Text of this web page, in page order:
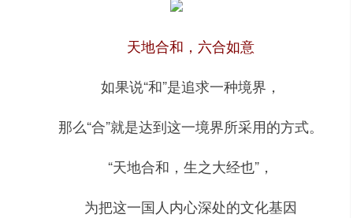
天地合和，六合如意
如果说“和”是追求一种境界，
那么“合”就是达到这一境界所采用的方式。
“天地合和，生之大经也”，
为把这一国人内心深处的文化基因